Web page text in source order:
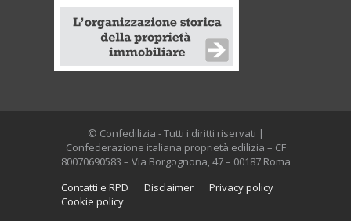
© Confedilizia - Tutti i diritti riservati |
Confederazione italiana proprietà edilizia – CF
80070690583 – Via Borgognona, 47 – 00187 Roma
Contatti e RPD
Disclaimer
Privacy policy
Cookie policy